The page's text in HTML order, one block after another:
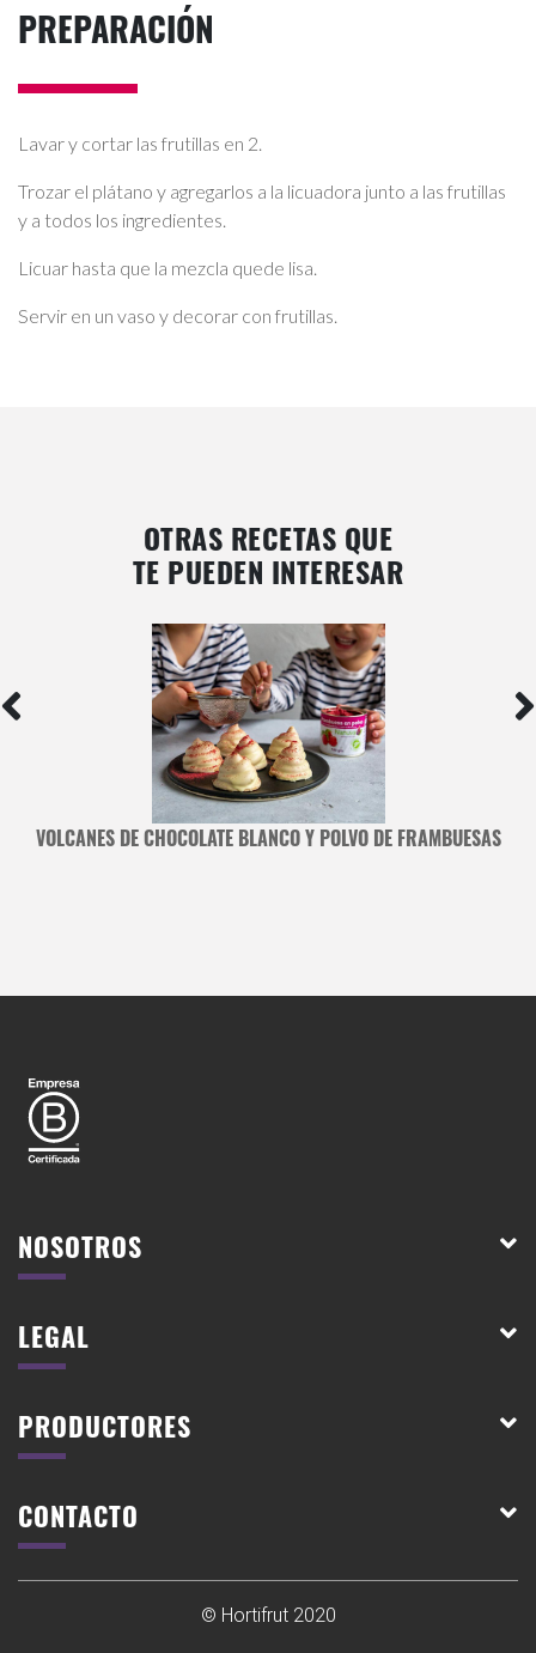
PREPARACIÓN
Lavar y cortar las frutillas en 2.
Trozar el plátano y agregarlos a la licuadora junto a las frutillas
y a todos los ingredientes.
Licuar hasta que la mezcla quede lisa.
Servir en un vaso y decorar con frutillas.
OTRAS RECETAS QUE
TE PUEDEN INTERESAR
VOLCANES DE CHOCOLATE BLANCO Y POLVO DE FRAMBUESAS
NOSOTROS
LEGAL
PRODUCTORES
CONTACTO
© Hortifrut 2020